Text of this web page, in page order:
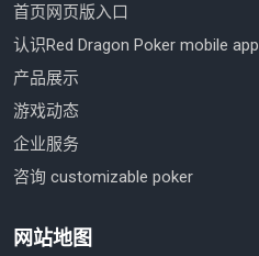
首页网页版入口
认识Red Dragon Poker mobile app
产品展示
游戏动态
企业服务
咨询 customizable poker
网站地图